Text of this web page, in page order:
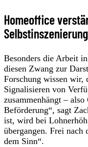
Homeoffice
Selbstinszenierung
Besonders die Arbeit
diesen Zwang zur
Forschung wissen wir,
Signalisieren von
zusammenhängt –
Beförderung“, sagt
ist, wird bei
übergangen. Frei nach
dem Sinn“.